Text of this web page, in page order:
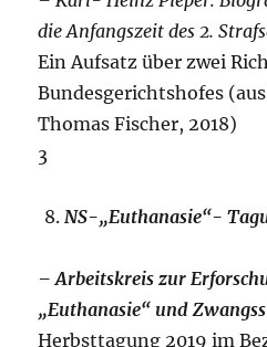
die Anfangszeit des 2.
Ein Aufsatz über zwei
Bundesgerichtshofes
Thomas Fischer,
3
NS-„Euthanasie“-
– Arbeitskreis zur
„Euthanasie“ und
Herbsttagung 2019 im